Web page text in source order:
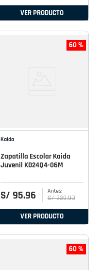
VER PRODUCTO
60 %
Kaida
Zapatilla Escolar Kaida
Juvenil KD24Q4-06M
S/ 95.96 S/ 239.90
VER PRODUCTO
60 %